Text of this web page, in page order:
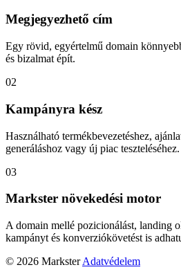
Megjegyezhető cím
Egy rövid, egyértelmű domain
és bizalmat épít.
02
Kampányra kész
Használható termékbevezetéshez,
generáláshoz vagy új piac teszteléséhez.
03
Markster növekedési motor
A domain mellé pozicionálást, landing
kampányt és konverziókövetést is
© 2026 Markster Adatvédelem